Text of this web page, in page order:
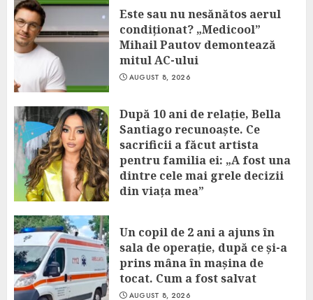
Este sau nu nesănătos aerul
condiționat? „Medicool”
Mihail Pautov demontează
mitul AC-ului
AUGUST 8, 2026
După 10 ani de relație, Bella
Santiago recunoaște. Ce
sacrificii a făcut artista
pentru familia ei: „A fost una
dintre cele mai grele decizii
din viața mea”
Un copil de 2 ani a ajuns în
sala de operație, după ce și-a
prins mâna în mașina de
tocat. Cum a fost salvat
AUGUST 8, 2026